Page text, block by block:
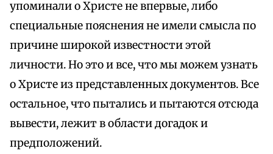
упоминали о Христе не впервые, либо
специальные пояснения не имели смысла по
причине широкой известности этой
личности. Но это и все, что мы можем узнать
о Христе из представленных документов. Все
остальное, что пытались и пытаются отсюда
вывести, лежит в области догадок и
предположений.